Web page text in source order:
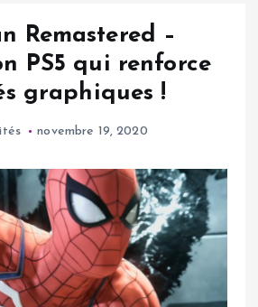
Remastered –
PS5 qui renforce
graphiques !
novembre 19, 2020